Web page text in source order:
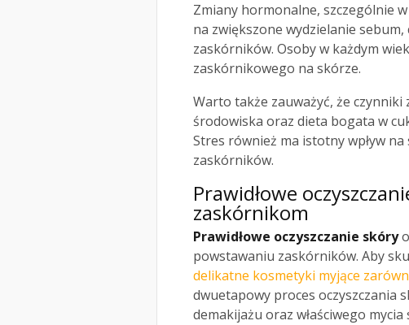
Zmiany hormonalne, szczególnie
na zwiększone wydzielanie
zaskórników. Osoby w każdym
zaskórnikowego na skórze.
Warto także zauważyć, że
środowiska oraz dieta bogata w
Stres również ma istotny wpływ
zaskórników.
Prawidłowe
zaskórnikom
Prawidłowe oczyszczanie skóry
powstawaniu zaskórników. Aby
delikatne kosmetyki myjące
dwuetapowy proces oczyszczania
demakijażu oraz właściwego mycia